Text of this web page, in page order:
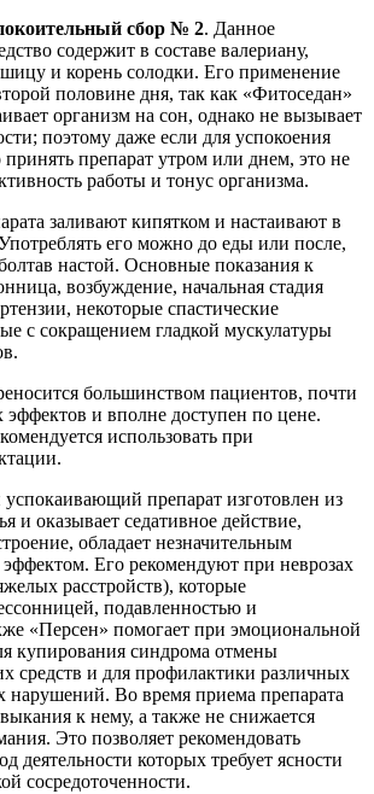
сбор № 2. Данное
содержит в составе валериану,
и корень солодки. Его применение
половине дня, так как «Фитоседан»
организм на сон, однако не вызывает
поэтому даже если для успокоения
принять препарат утром или днем, это не
работы и тонус организма.
заливают кипятком и настаивают в
его можно до еды или после,
настой. Основные показания к
возбуждение, начальная стадия
некоторые спастические
с сокращением гладкой мускулатуры
большинством пациентов, почти
и вполне доступен по цене.
использовать при
препарат изготовлен из
и оказывает седативное действие,
обладает незначительным
Его рекомендуют при неврозах
расстройств), которые
подавленностью и
«Персен» помогает при эмоциональной
купирования синдрома отмены
средств и для профилактики различных
нарушений. Во время приема препарата
к нему, а также не снижается
Это позволяет рекомендовать
деятельности которых требует ясности
сосредоточенности.